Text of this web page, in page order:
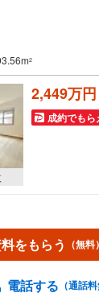
2
2,449万円
成約でもら
をもらう （無料）
電話する （通話